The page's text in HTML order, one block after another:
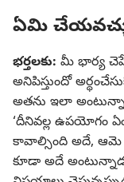
ఏమి
భర్తలకు: మీ భార్య
అనిపిస్తుందో
అతను ఇలా
‘దీనివల్ల ఉపయోగం
కావాల్సింది అదే, ఆమె
కూడా అదే